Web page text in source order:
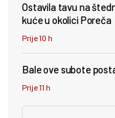
Ostavila tavu na
kuće u okolici Poreča
Prije 10 h
Bale ove subote
Prije 11 h